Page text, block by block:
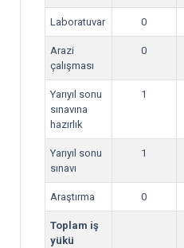
Laboratuvar 0
Arazi
çalışması
0
Yarıyıl sonu
sınavına
hazırlık
1
Yarıyıl sonu
sınavı
1
Araştırma 0
Toplam iş
yükü